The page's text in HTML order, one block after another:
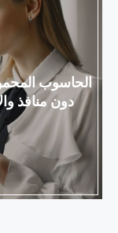
دون منافذ